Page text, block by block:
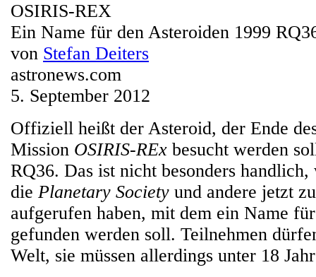
OSIRIS-REX
Ein Name für den Asteroiden 1999
von Stefan Deiters
astronews.com
5. September 2012
Offiziell heißt der Asteroid, der Ende
Mission OSIRIS-REx besucht werden
RQ36. Das ist nicht besonders
die Planetary Society und andere jetzt
aufgerufen haben, mit dem ein Name
gefunden werden soll. Teilnehmen
Welt, sie müssen allerdings unter 18